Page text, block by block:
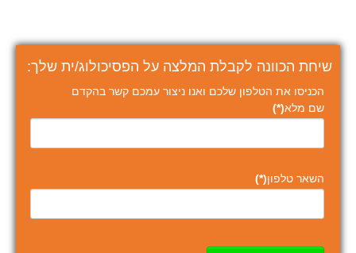
שיחת הכוונה לקבלת המלצה על הפסיכולוג/ית שלך:
הכניסו את הטלפון שלכם ואנו ניצור עמכם קשר בהקדם
שם מלא(*)
השאר טלפון(*)